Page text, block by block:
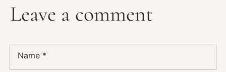
Leave a comment
Name *